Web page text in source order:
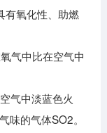
氧化性、助燃
气中比在空气中
气中淡蓝色火
味的气体SO2。